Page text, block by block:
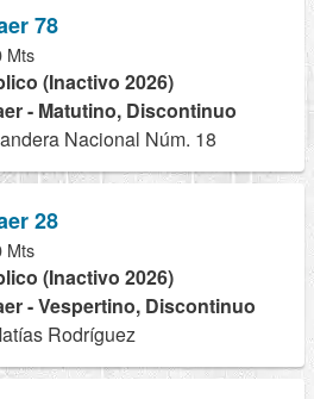
78
Mts
(Inactivo 2026)
- Matutino, Discontinuo
Nacional Núm. 18
28
Mts
(Inactivo 2026)
- Vespertino, Discontinuo
Rodríguez